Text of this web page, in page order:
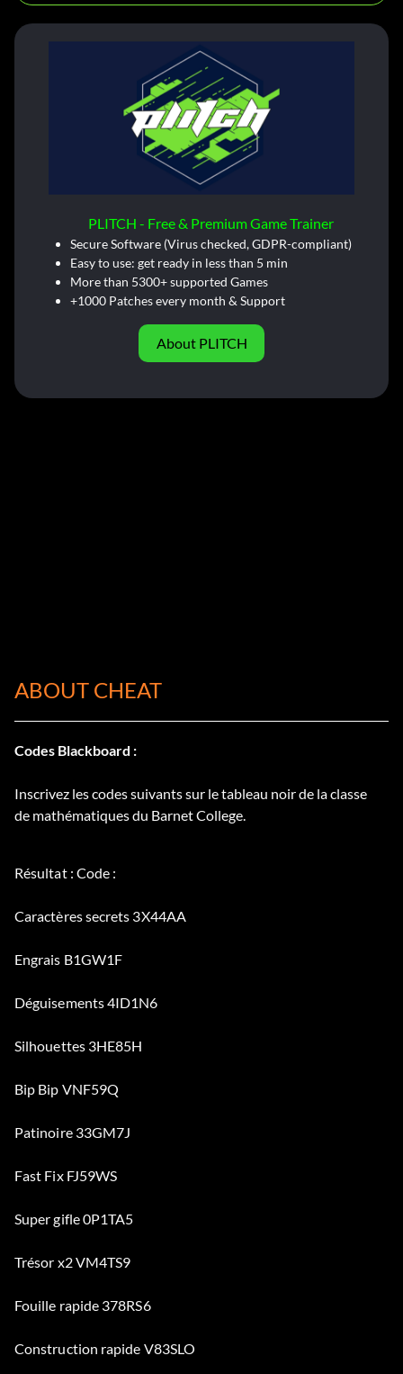
PLITCH - Free & Premium Game Trainer
Secure Software (Virus checked, GDPR-compliant)
Easy to use: get ready in less than 5 min
More than 5300+ supported Games
+1000 Patches every month & Support
About PLITCH
ABOUT CHEAT
Codes Blackboard :
Inscrivez les codes suivants sur le tableau noir de la classe
de mathématiques du Barnet College.
Résultat : Code :
Caractères secrets 3X44AA
Engrais B1GW1F
Déguisements 4ID1N6
Silhouettes 3HE85H
Bip Bip VNF59Q
Patinoire 33GM7J
Fast Fix FJ59WS
Super gifle 0P1TA5
Trésor x2 VM4TS9
Fouille rapide 378RS6
Construction rapide V83SLO